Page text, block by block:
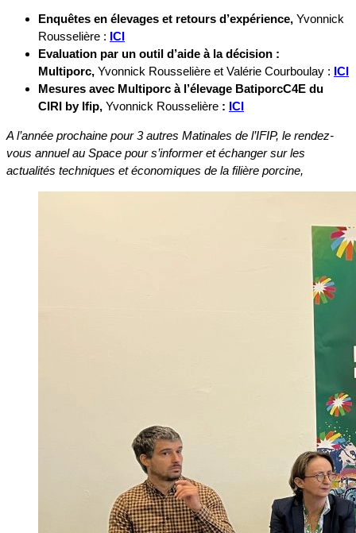
Enquêtes en élevages et retours d’expérience, Yvonnick
Rousselière : ICI
Evaluation par un outil d’aide à la décision :
Multiporc, Yvonnick Rousselière et Valérie Courboulay : ICI
Mesures avec Multiporc à l’élevage BatiporcC4E du
CIRI by Ifip, Yvonnick Rousselière : ICI
A l’année prochaine pour 3 autres Matinales de l’IFIP, le rendez-
vous annuel au Space pour s’informer et échanger sur les
actualités techniques et économiques de la filière porcine,